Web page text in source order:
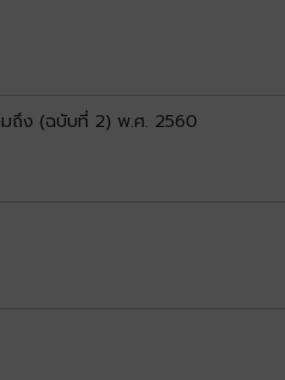
มถึง (ฉบับที่ 2) พ.ศ. 2560